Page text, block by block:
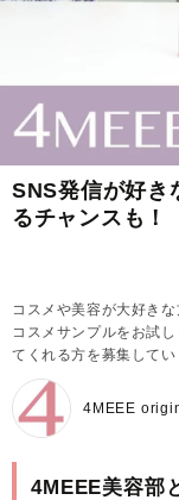
SNS発信が好き
るチャンスも！
コスメや美容が大好き
コスメサンプルをお試
てくれる方を募集してい
4MEEE
4MEEE美容部